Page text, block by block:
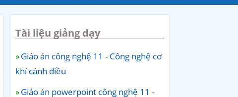
Tài liệu giảng dạy
Giáo án công nghệ 11 - Công nghệ cơ
khí cánh diều
Giáo án powerpoint công nghệ 11 -